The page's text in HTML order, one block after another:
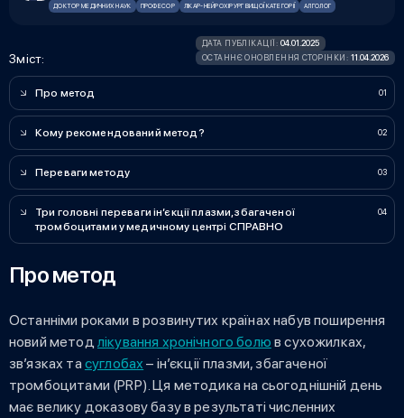
ДОКТОР МЕДИЧНИХ НАУК ПРОФЕСОР ЛІКАР-НЕЙРОХІРУРГ ВИЩОЇ КАТЕГОРІЇ АЛГОЛОГ
Зміст:
ДАТА ПУБЛІКАЦІЇ: 04.01.2025
ОСТАННЄ ОНОВЛЕННЯ СТОРІНКИ: 11.04.2026
Про метод
Кому рекомендований метод?
Переваги методу
Три головні переваги ін’єкції плазми, збагаченої
тромбоцитами у медичному центрі СПРАВНО
Про метод
Останніми роками в розвинутих країнах набув поширення
новий метод лікування хронічного болю в сухожилках,
зв’язках та суглобах – ін’єкції плазми, збагаченої
тромбоцитами (PRP). Ця методика на сьогоднішній день
має велику доказову базу в результаті численних